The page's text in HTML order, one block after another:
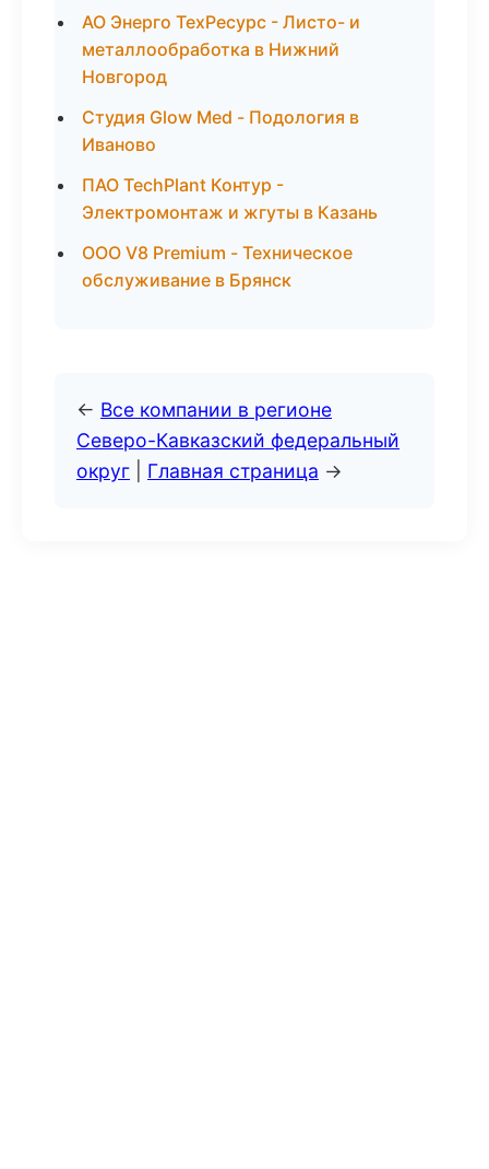
АО Энерго ТехРесурс - Листо- и
металлообработка в Нижний
Новгород
Студия Glow Med - Подология в
Иваново
ПАО TechPlant Контур -
Электромонтаж и жгуты в Казань
ООО V8 Premium - Техническое
обслуживание в Брянск
← Все компании в регионе
Северо-Кавказский федеральный
округ
Главная страница →